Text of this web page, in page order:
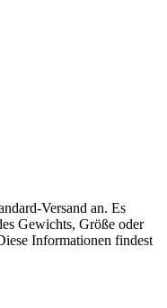
Versand an. Es
Gewichts, Größe oder
Informationen findest